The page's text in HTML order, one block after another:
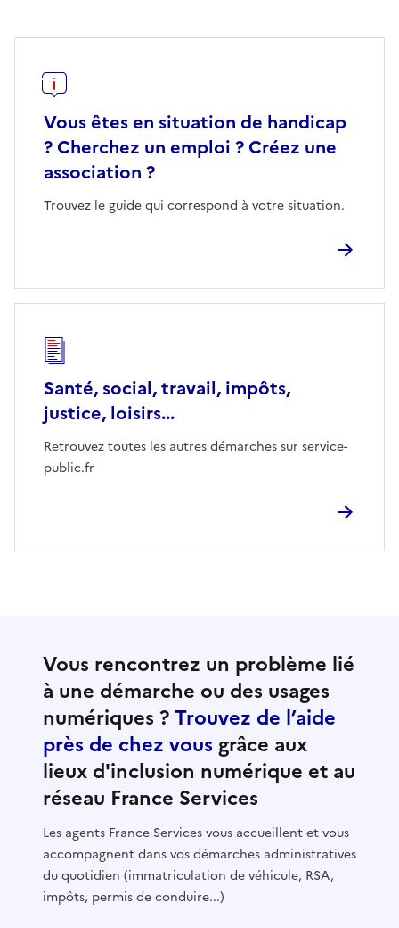
Vous êtes en situation de handicap
? Cherchez un emploi ? Créez une
association ?
Trouvez le guide qui correspond à votre situation.
Santé, social, travail, impôts,
justice, loisirs...
Retrouvez toutes les autres démarches sur service-
public.fr
Vous rencontrez un problème lié
à une démarche ou des usages
numériques ?Trouvez de l’aide
près de chez vous grâce aux
lieux d'inclusion numérique et au
réseau France Services
Les agents France Services vous accueillent et vous
accompagnent dans vos démarches administratives
du quotidien (immatriculation de véhicule, RSA,
impôts, permis de conduire...)